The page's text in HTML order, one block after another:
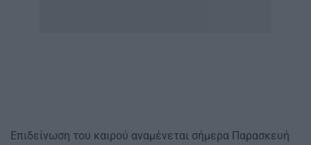
Επιδείνωση του καιρού αναμένεται σήμερα Παρασκευή